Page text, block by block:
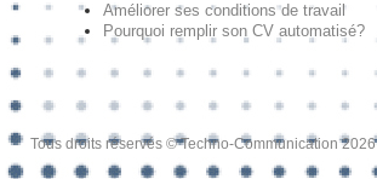
Améliorer ses conditions de travail
Pourquoi remplir son CV automatisé?
Tous droits réservés © Techno-Communication 2026